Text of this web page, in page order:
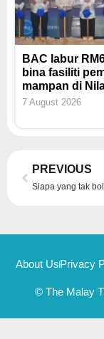
BAC labur
bina fasiliti
mampan di
7 August 2026
Prev
PREVIOUS
About Us Privacy
© The Malay